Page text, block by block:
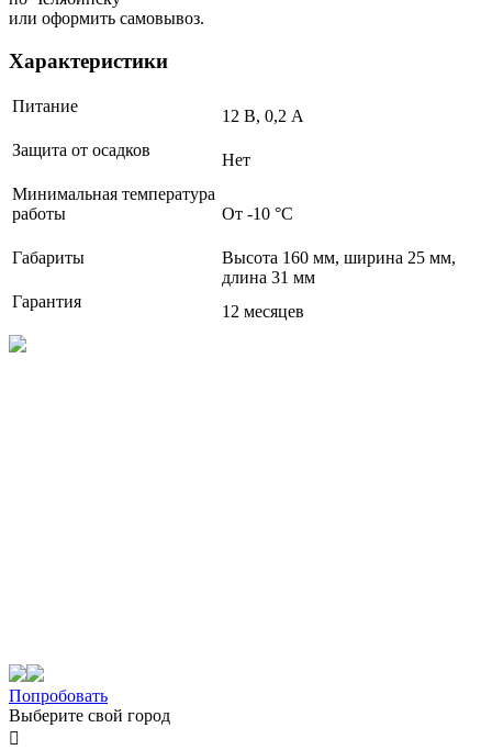
или оформить самовывоз.
Характеристики
Питание
12 В, 0,2 А
Защита от осадков
Нет
Минимальная температура
работы
От -10 °C
Габариты
Высота 160 мм, ширина 25 мм,
длина 31 мм
Гарантия
12 месяцев
Попробовать
Выберите свой город
